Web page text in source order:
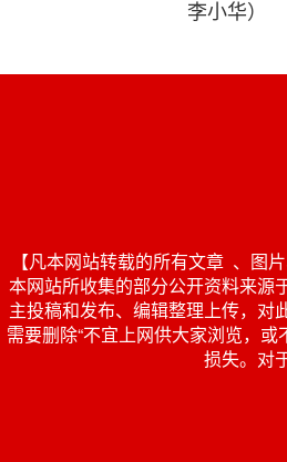
李小华）
【凡本网站转载的所有文章 、图
本网站所收集的部分公开资料来源
主投稿和发布、编辑整理上传，对
需要删除“不宜上网供大家浏览，
损失。对